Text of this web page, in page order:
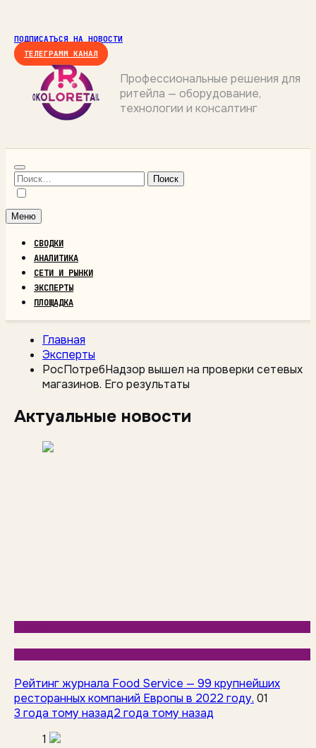
содержимому
ПОДПИСАТЬСЯ НА НОВОСТИ
ТЕЛЕГРАММ КАНАЛ
ОКОЛОРИТЕЙЛ
Профессиональные решения для
ритейла — оборудование,
технологии и консалтинг
Найти:
Меню
СВОДКИ
АНАЛИТИКА
СЕТИ И РЫНКИ
ЭКСПЕРТЫ
ПЛОЩАДКА
Главная
Эксперты
РосПотребНадзор вышел на проверки сетевых
магазинов. Его результаты
Актуальные новости
Рейтинг журнала Food Service — 99 крупнейших
ресторанных компаний Европы в 2022 году. 01
3 года тому назад2 года тому назад
1